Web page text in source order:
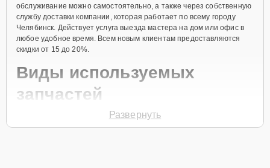
обслуживание можно самостоятельно, а также через собственную
службу доставки компании, которая работает по всему городу
Челябинск. Действует услуга выезда мастера на дом или офис в
любое удобное время. Всем новым клиентам предоставляются
скидки от 15 до 20%.
Виды используемых
запчастей
Для ремонта посудомоечной машины модели D 5556 XL
Развернуть